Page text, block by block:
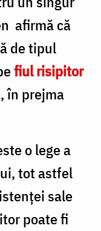
afirmă că
de tipul
fiul risipitor
în prejma
o lege a
tot astfel
sale
poate fi